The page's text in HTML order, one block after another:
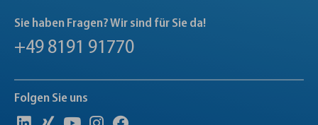
Sie haben Fragen? Wir sind für Sie da!
+49 8191 91770
Folgen Sie uns